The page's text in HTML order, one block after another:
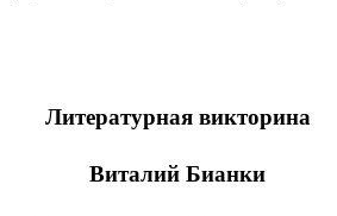
Литературная викторина
Виталий Бианки